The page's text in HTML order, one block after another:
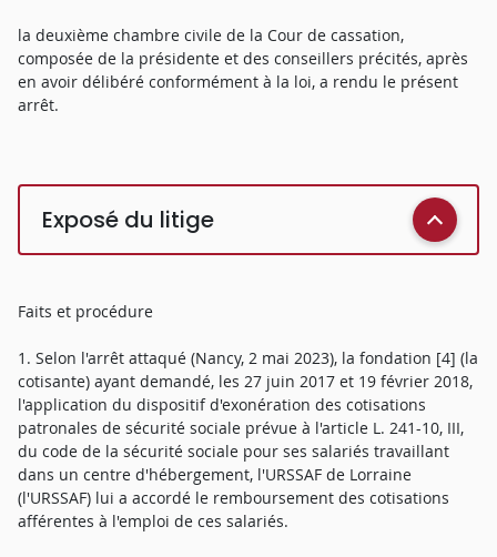
la deuxième chambre civile de la Cour de cassation,
composée de la présidente et des conseillers précités, après
en avoir délibéré conformément à la loi, a rendu le présent
arrêt.
Exposé du litige
Faits et procédure
1. Selon l'arrêt attaqué (Nancy, 2 mai 2023), la fondation [4] (la
cotisante) ayant demandé, les 27 juin 2017 et 19 février 2018,
l'application du dispositif d'exonération des cotisations
patronales de sécurité sociale prévue à l'article L. 241-10, III,
du code de la sécurité sociale pour ses salariés travaillant
dans un centre d'hébergement, l'URSSAF de Lorraine
(l'URSSAF) lui a accordé le remboursement des cotisations
afférentes à l'emploi de ces salariés.